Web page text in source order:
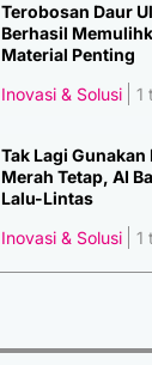
Terobosan Daur
Berhasil
Material Penting
Inovasi & Solusi
1
Tak Lagi
Merah Tetap, AI
Lalu-Lintas
Inovasi & Solusi
1